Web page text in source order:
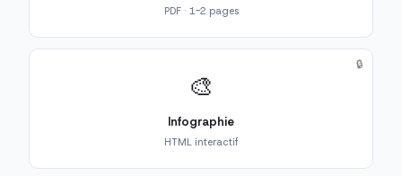
PDF · 1-2 pages
🎨
Infographie
HTML interactif
🔒